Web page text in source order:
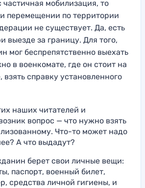
частичная мобилизация, то
перемещении по территории
не существует. Да, есть
выезде за границу. Для того,
мог беспрепятственно выехать
в военкомате, где он стоит на
взять справку установленного
наших читателей и
вопрос — что нужно взять
Что-то может надо
А что выдадут?
берет свои личные вещи:
паспорт, военный билет,
средства личной гигиены, и